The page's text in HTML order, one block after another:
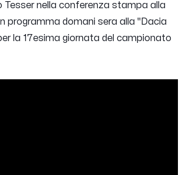
Tessernella conferenza stampa alla
programma domani sera alla "Dacia
la 17esima giornata del campionato